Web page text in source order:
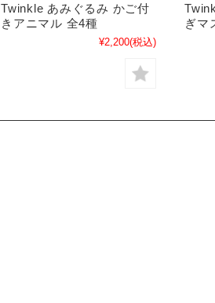
Twinkle あみぐるみ かご付
きアニマル 全4種
¥2,200(税込)
ぎマ